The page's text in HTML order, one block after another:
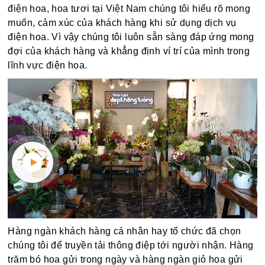
điện hoa, hoa tươi tại Việt Nam chúng tôi hiểu rõ mong
muốn, cảm xúc của khách hàng khi sử dụng dịch vụ
điện hoa. Vì vậy chúng tôi luôn sẵn sàng đáp ứng mong
đợi của khách hàng và khẳng định ví trí của mình trong
lĩnh vực điện hoa.
Hàng ngàn khách hàng cá nhân hay tổ chức đã chọn
chúng tôi để truyền tải thông điệp tới người nhận. Hàng
trăm bó hoa gửi trong ngày và hàng ngàn giỏ hoa gửi